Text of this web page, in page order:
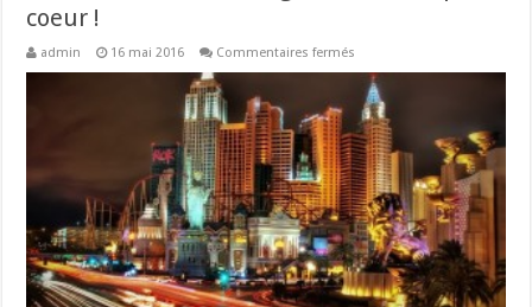
coeur !
admin 16 mai 2016 Commentaires fermés
de
Luxe
à
Las
Vegas
:
mes
3
coups
de
coeur
!